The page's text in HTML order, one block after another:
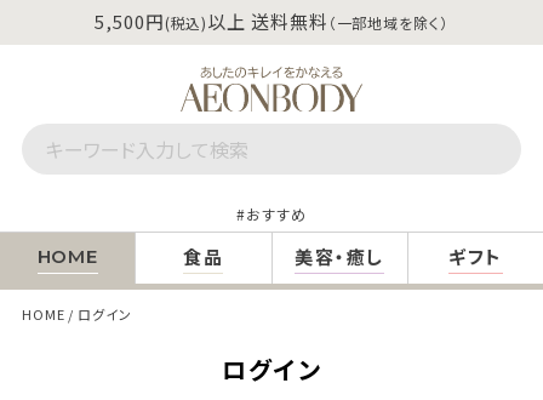
5,500円(税込)以上 送料無料 （一部地域を除く）
おすすめ
HOME 食品 美容・癒し ギフト
HOME ログイン
ログイン